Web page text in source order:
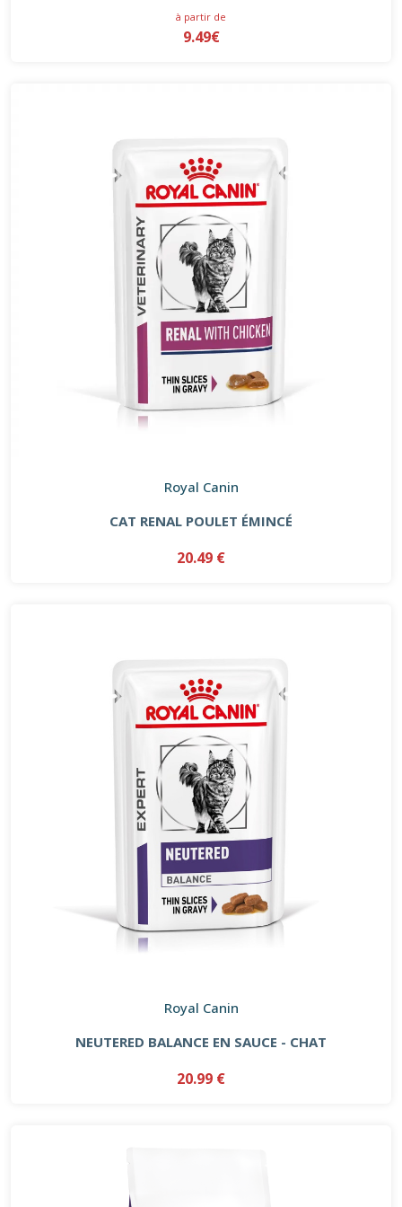
à partir de
9.49€
Royal Canin
CAT RENAL POULET ÉMINCÉ
20.49 €
Royal Canin
NEUTERED BALANCE EN SAUCE - CHAT
20.99 €